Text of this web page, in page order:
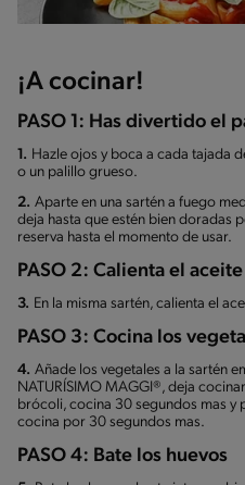
¡A cocinar!
PASO 1: Has divertido el
1. Hazle ojos y boca a cada tajada
o un palillo grueso.
2. Aparte en una sartén a fuego
deja hasta que estén bien doradas
reserva hasta el momento de usar.
PASO 2: Calienta el aceite
3. En la misma sartén, calienta el
PASO 3: Cocina los
4. Añade los vegetales a la sartén
NATURÍSIMO MAGGI®, deja
brócoli, cocina 30 segundos mas y
cocina por 30 segundos mas.
PASO 4: Bate los huevos